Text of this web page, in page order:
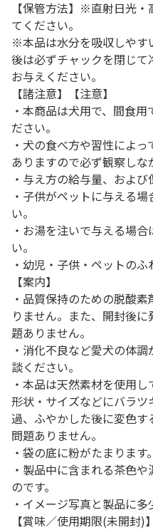
【保管方法】※直射日光
てください。
※本品は水分を吸収しやす
後は必ずチャックを閉じて
お与えください。
【諸注意】【注意】
・本商品は犬用で、間食
ださい。
・犬の食べ方や習性によ
ありますので必ず観察しな
・与え方の給与量、および
・子供がペットに与える
い。
・お湯を注いで与える場
い。
・幼児・子供・ペットの
【案内】
・品質保持のための脱酸
りません。また、開封後
題ありません。
・消化不良など愛犬の体
談ください。
・本品は天然素材を使用
形状・サイズなどにバラ
過、ふやかした後に変色
問題ありません。
・袋の底に粉がたまります。
・製品中に含まれる茶色
のです。
・イメージ写真と製品に多
【賞味／使用期限(未開封)